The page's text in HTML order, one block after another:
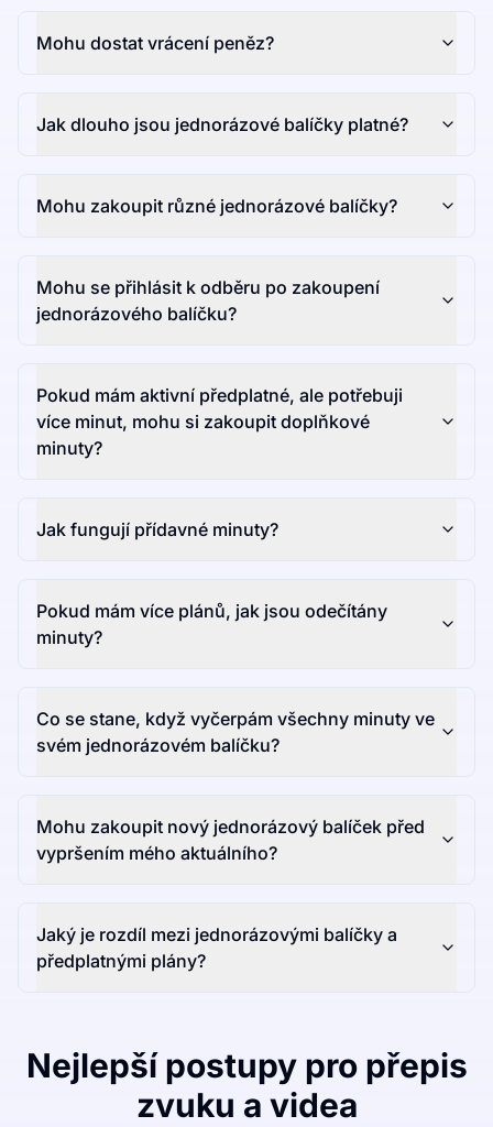
Mohu dostat vrácení peněz?
Jak dlouho jsou jednorázové balíčky platné?
Mohu zakoupit různé jednorázové balíčky?
Mohu se přihlásit k odběru po zakoupení
jednorázového balíčku?
Pokud mám aktivní předplatné, ale potřebuji
více minut, mohu si zakoupit doplňkové
minuty?
Jak fungují přídavné minuty?
Pokud mám více plánů, jak jsou odečítány
minuty?
Co se stane, když vyčerpám všechny minuty ve
svém jednorázovém balíčku?
Mohu zakoupit nový jednorázový balíček před
vypršením mého aktuálního?
Jaký je rozdíl mezi jednorázovými balíčky a
předplatnými plány?
Nejlepší postupy pro přepis
zvuku a videa